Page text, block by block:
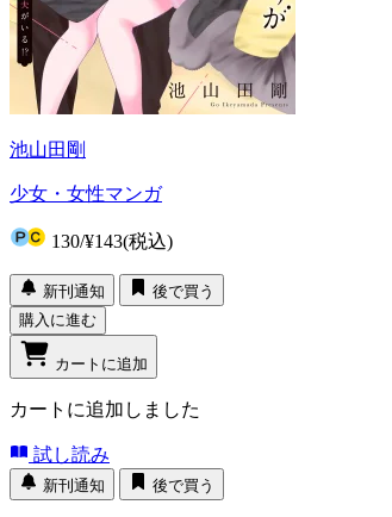
池山田剛
少女・女性マンガ
130/¥143(税込)
新刊通知
後で買う
購入に進む
カートに追加
カートに追加しました
試し読み
新刊通知 後で買う